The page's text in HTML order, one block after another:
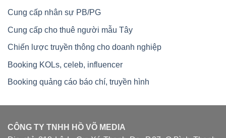
Cung cấp nhân sự PB/PG
Cung cấp cho thuê người mẫu Tây
Chiến lược truyền thông cho doanh nghiệp
Booking KOLs, celeb, influencer
Booking quảng cáo báo chí, truyền hình
CÔNG TY TNHH HỒ VÕ MEDIA